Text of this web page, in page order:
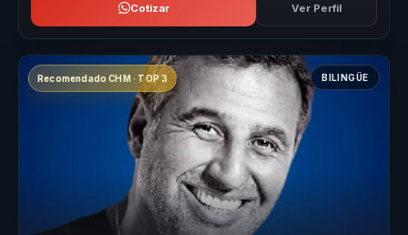
Cotizar Ver Perfil
Recomendado CHM · TOP 3 BILINGÜE